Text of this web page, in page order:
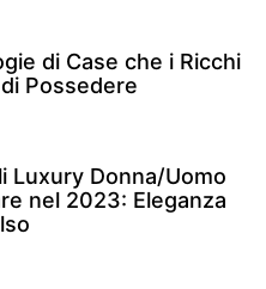
di Case che i Ricchi
Possedere
Luxury Donna/Uomo
nel 2023: Eleganza